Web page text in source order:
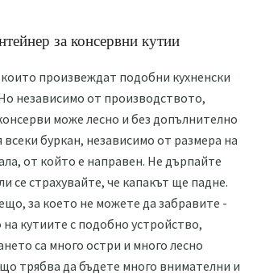
за консервни кутии
произвеждат подобни кухненски
независимо от производството,
може лесно и без допълнително
всеки буркан, независимо от размера на
от който е направен. Не дърпайте
се страхувайте, че капакът ще падне.
за което не можете да забравите -
кутиите с подобно устройство,
са много остри и много лесно
трябва да бъдете много внимателни и